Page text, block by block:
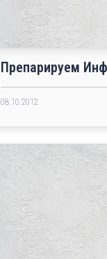
Препарируем
08.10.2012